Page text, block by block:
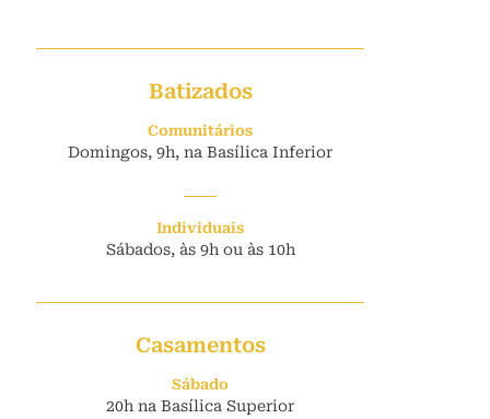
Batizados
Comunitários
Domingos, 9h, na Basílica Inferior
Individuais
Sábados, às 9h ou às 10h
Casamentos
Sábado
20h na Basílica Superior